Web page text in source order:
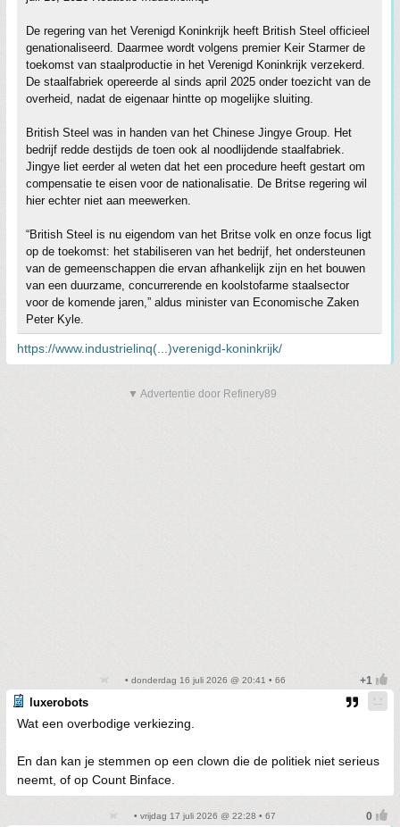
De regering van het Verenigd Koninkrijk heeft British Steel officieel
genationaliseerd. Daarmee wordt volgens premier Keir Starmer de
toekomst van staalproductie in het Verenigd Koninkrijk verzekerd.
De staalfabriek opereerde al sinds april 2025 onder toezicht van de
overheid, nadat de eigenaar hintte op mogelijke sluiting.
British Steel was in handen van het Chinese Jingye Group. Het
bedrijf redde destijds de toen ook al noodlijdende staalfabriek.
Jingye liet eerder al weten dat het een procedure heeft gestart om
compensatie te eisen voor de nationalisatie. De Britse regering wil
hier echter niet aan meewerken.
“British Steel is nu eigendom van het Britse volk en onze focus ligt
op de toekomst: het stabiliseren van het bedrijf, het ondersteunen
van de gemeenschappen die ervan afhankelijk zijn en het bouwen
van een duurzame, concurrerende en koolstofarme staalsector
voor de komende jaren,” aldus minister van Economische Zaken
Peter Kyle.
https://www.industrielinq(...)verenigd-koninkrijk/
▼ Advertentie door Refinery89
• donderdag 16 juli 2026 @ 20:41 • 66
luxerobots
Wat een overbodige verkiezing.
En dan kan je stemmen op een clown die de politiek niet serieus
neemt, of op Count Binface.
• vrijdag 17 juli 2026 @ 22:28 • 67